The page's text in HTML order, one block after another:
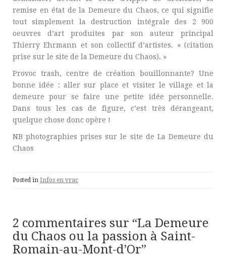
remise en état de la Demeure du Chaos, ce qui signifie
tout simplement la destruction intégrale des 2 900
oeuvres d’art produites par son auteur principal
Thierry Ehrmann et son collectif d’artistes. » (citation
prise sur le site de la Demeure du Chaos). »
Provoc trash, centre de création bouillonnante? Une
bonne idée : aller sur place et visiter le village et la
demeure pour se faire une petite idée personnelle.
Dans tous les cas de figure, c’est très dérangeant,
quelque chose donc opère !
NB photographies prises sur le site de La Demeure du
Chaos
Posted in Infos en vrac
2 commentaires sur “La Demeure
du Chaos ou la passion à Saint-
Romain-au-Mont-d’Or”